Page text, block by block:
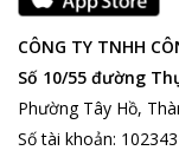
CÔNG TY TNHH
Số 10/55 đường
Phường Tây Hồ,
Số tài khoản: